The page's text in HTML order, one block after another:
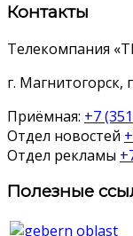
Контакты
Телекомпания
г. Магнитогорск,
Приёмная: +7
Отдел новостей
Отдел рекламы
Полезные